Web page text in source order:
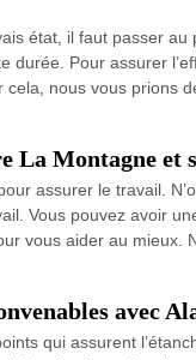
état, il faut passer
durée. Pour assurer
nous vous prions
La Montagne et
assurer le travail.
Vous pouvez avoir
vous aider au
avec
qui assurent